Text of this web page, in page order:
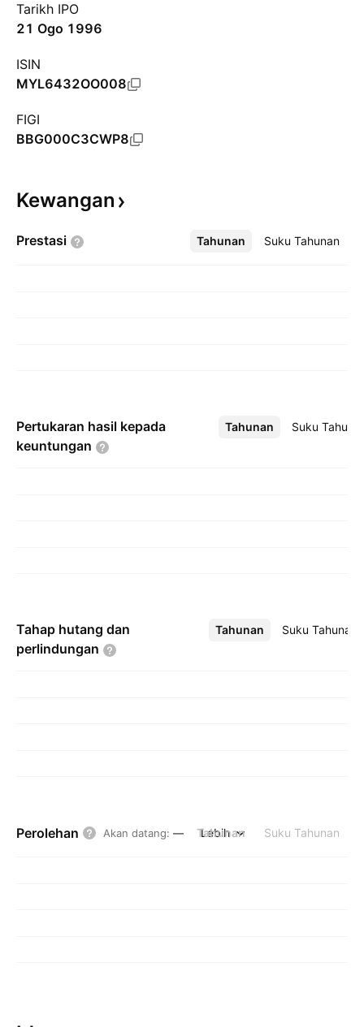
Tarikh IPO
21 Ogo 1996
ISIN
MYL6432OO008
FIGI
BBG000C3CWP8
Kewangan
Prestasi Tahunan Suku Tahunan
Lebih
Pertukaran hasil kepada
keuntungan
Tahunan Suku
Lebih
Tahap hutang dan
perlindungan
Tahunan Suku Tahunan
Lebih
Perolehan Akan datang: — Tahunan Suku Tahunan
Lebih